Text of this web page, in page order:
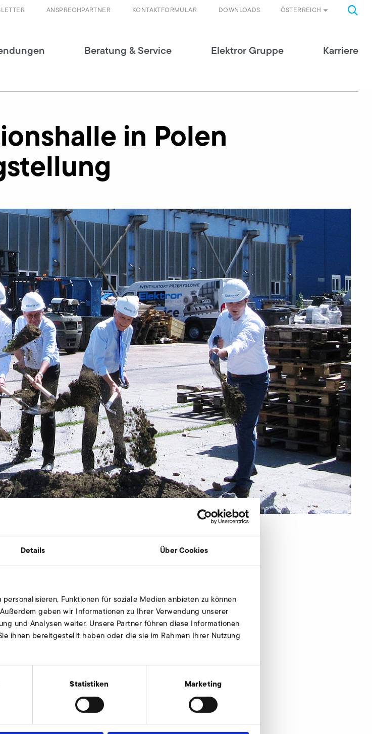
Details Über Cookies
Funktionen für soziale Medien anbieten zu können
geben wir Informationen zu Ihrer Verwendung unserer
und Analysen weiter. Unsere Partner führen diese Informationen
ihnen bereitgestellt haben oder die sie im Rahmen Ihrer Nutzung
Statistiken Marketing
ÖSTERREICH
DOWNLOADS
KONTAKTFORMULAR
ANSPRECHPARTNER
Beratung & Service Elektror Gruppe Karriere
in Polen
in Polen steht der Bau einer neuen
damit einhergehenden erhöhten Bestellaufkommen,
für diese Investition entschieden.
begann die Bauphase im September 2016. Die neue
eine Gesamtfläche von über 5.200 Quadratmetern
eine Installation von Solarzellen auf dem Dach,
kann.
in zahlreiche neue Lösungen, die zum einen die
Prozesse optimieren sollen. Zu diesen Lösungen